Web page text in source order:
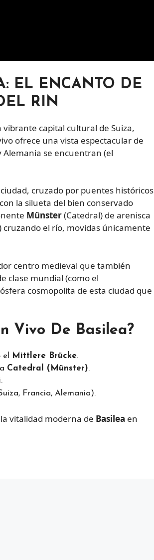
EL ENCANTO DE
RIN
vibrante capital cultural de Suiza,
ofrece una vista espectacular de
Alemania se encuentran (el
cruzado por puentes históricos
la silueta del bien conservado
Münster(Catedral) de arenisca
cruzando el río, movidas únicamente
centro medieval que también
clase mundial (como el
cosmopolita de esta ciudad que
Vivo De Basilea?
el Mittlere Brücke.
Catedral (Münster).
.
Francia, Alemania).
vitalidad moderna de Basilea en